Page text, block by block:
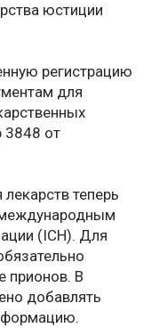
юстиции
регистрацию
для
3848 от
теперь
международным
(ICH). Для
прионов. В
добавлять